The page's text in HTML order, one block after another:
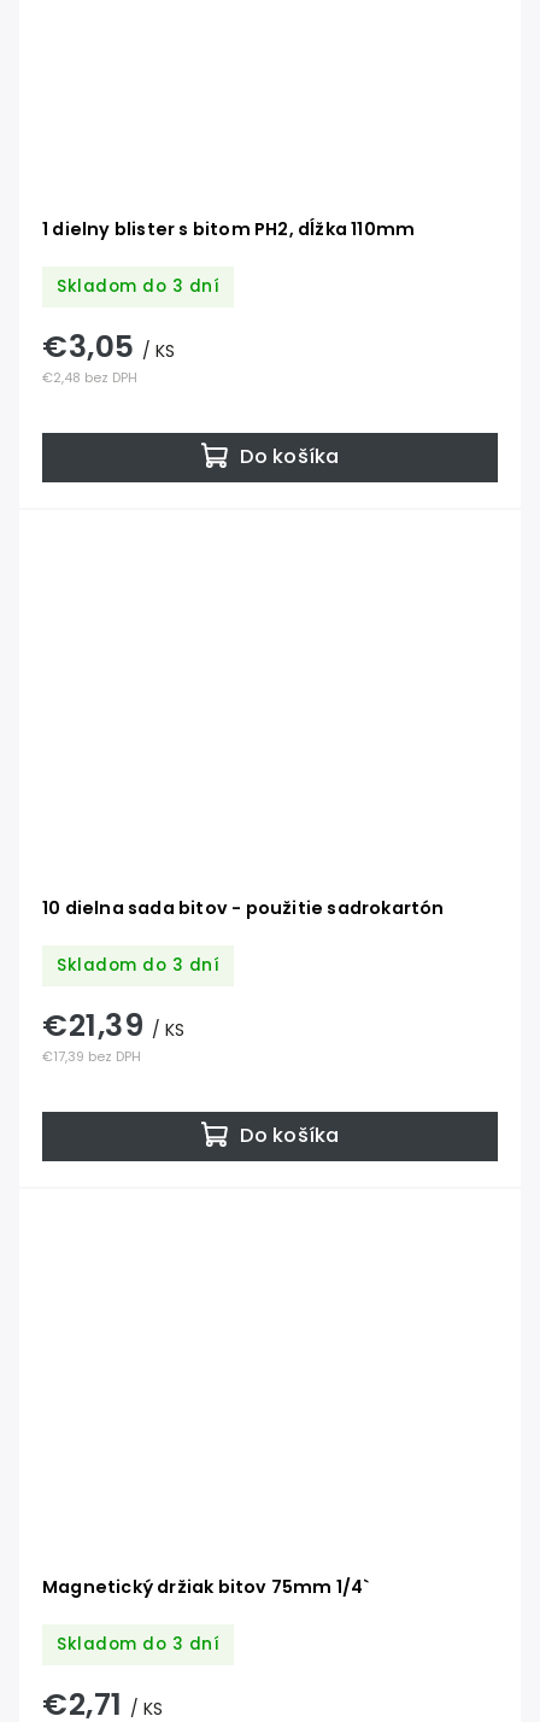
1 dielny blister s bitom PH2, dĺžka 110mm
Skladom do 3 dní
€2,48 bez DPH
€3,05 / KS
Do košíka
10 dielna sada bitov - použitie sadrokartón
Skladom do 3 dní
€17,39 bez DPH
€21,39 / KS
Do košíka
Magnetický držiak bitov 75mm 1/4`
Skladom do 3 dní
€2,71 / KS